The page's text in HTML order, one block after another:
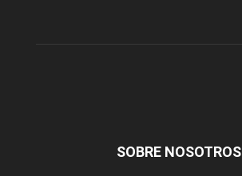
SOBRE NOSOTROS